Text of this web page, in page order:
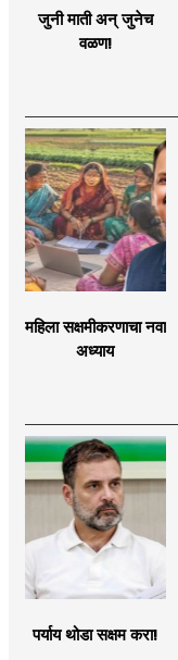
जुनी माती अन् जुनेच
वळण!
महिला सक्षमीकरणाचा नवा
अध्याय
पर्याय थोडा सक्षम करा!